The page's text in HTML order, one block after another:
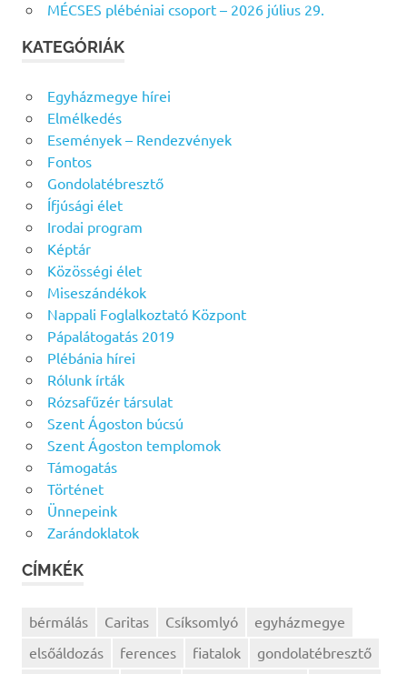
MÉCSES plébéniai csoport – 2026 július 29.
KATEGÓRIÁK
Egyházmegye hírei
Elmélkedés
Események – Rendezvények
Fontos
Gondolatébresztő
Ífjúsági élet
Irodai program
Képtár
Közösségi élet
Miseszándékok
Nappali Foglalkoztató Központ
Pápalátogatás 2019
Plébánia hírei
Rólunk írták
Rózsafűzér társulat
Szent Ágoston búcsú
Szent Ágoston templomok
Támogatás
Történet
Ünnepeink
Zarándoklatok
CÍMKÉK
bérmálás Caritas Csíksomlyó
egyházmegye
elsőáldozás
ferences fiatalok gondolatébresztő